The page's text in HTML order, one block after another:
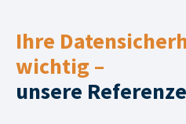
Ihre
wichtig –
unsere